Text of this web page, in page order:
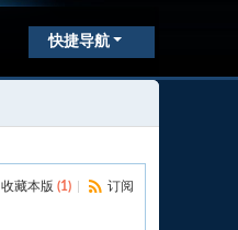
快捷导航
收藏本版 (1) 订阅